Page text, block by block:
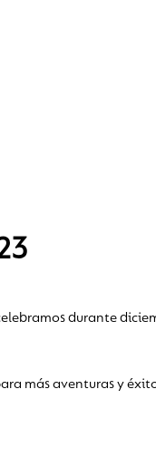
durante
más aventuras y